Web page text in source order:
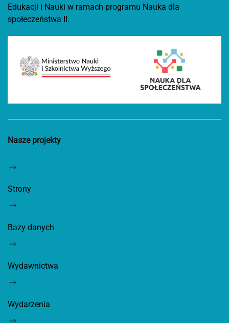
Edukacji i Nauki w ramach programu Nauka dla
społeczeństwa II.
Nasze projekty
Strony
Bazy danych
Wydawnictwa
Wydarzenia